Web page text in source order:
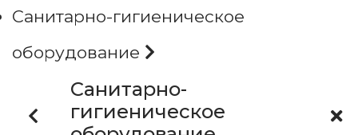
Санитарно-гигиеническое
оборудование
Санитарно-
гигиеническое